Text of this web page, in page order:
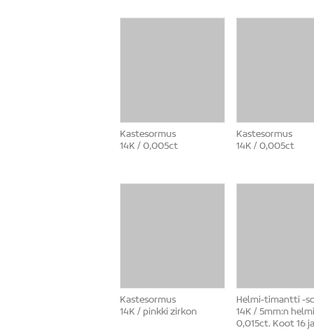
Kastesormus
14K / 0,005ct
Kastesormus
14K / 0,005ct
Kastesormus
14K / pinkki zirkon
Helmi-timantti -
14K / 5mm:n
0,015ct. Koot 16